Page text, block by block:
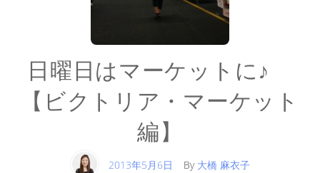
日曜日はマーケットに♪
【ビクトリア・マーケット
編】
2013年5月6日 By 大橋 麻衣子